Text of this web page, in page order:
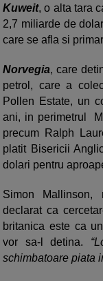
Kuweit, o alta tara
2,7 miliarde de
care se afla si
Norvegia, care
petrol, care a
Pollen Estate, un
ani, in perimetrul
precum Ralph
platit Bisericii
dolari pentru
Simon
declarat ca
britanica este ca
vor sa-l detina.
schimbatoare piata